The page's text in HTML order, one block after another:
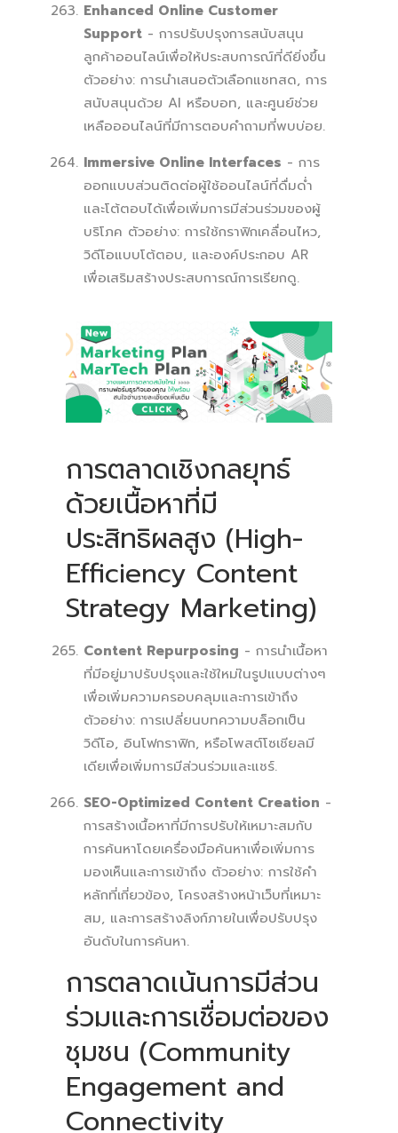
Enhanced Online Customer
Support - การปรับปรุงการสนับสนุน
ลูกค้าออนไลน์เพื่อให้ประสบการณ์ที่ดียิ่งขึ้น
ตัวอย่าง: การนำเสนอตัวเลือกแชทสด, การ
สนับสนุนด้วย AI หรือบอท, และศูนย์ช่วย
เหลือออนไลน์ที่มีการตอบคำถามที่พบบ่อย.
Immersive Online Interfaces - การ
ออกแบบส่วนติดต่อผู้ใช้ออนไลน์ที่ดื่มด่ำ
และโต้ตอบได้เพื่อเพิ่มการมีส่วนร่วมของผู้
บริโภค ตัวอย่าง: การใช้กราฟิกเคลื่อนไหว,
วิดีโอแบบโต้ตอบ, และองค์ประกอบ AR
เพื่อเสริมสร้างประสบการณ์การเรียกดู.
การตลาดเชิงกลยุทธ์
ด้วยเนื้อหาที่มี
ประสิทธิผลสูง (High-
Efficiency Content
Strategy Marketing)
Content Repurposing - การนำเนื้อหา
ที่มีอยู่มาปรับปรุงและใช้ใหม่ในรูปแบบต่างๆ
เพื่อเพิ่มความครอบคลุมและการเข้าถึง
ตัวอย่าง: การเปลี่ยนบทความบล็อกเป็น
วิดีโอ, อินโฟกราฟิก, หรือโพสต์โซเชียลมี
เดียเพื่อเพิ่มการมีส่วนร่วมและแชร์.
SEO-Optimized Content Creation -
การสร้างเนื้อหาที่มีการปรับให้เหมาะสมกับ
การค้นหาโดยเครื่องมือค้นหาเพื่อเพิ่มการ
มองเห็นและการเข้าถึง ตัวอย่าง: การใช้คำ
หลักที่เกี่ยวข้อง, โครงสร้างหน้าเว็บที่เหมาะ
สม, และการสร้างลิงก์ภายในเพื่อปรับปรุง
อันดับในการค้นหา.
การตลาดเน้นการมีส่วน
ร่วมและการเชื่อมต่อของ
ชุมชน (Community
Engagement and
Connectivity